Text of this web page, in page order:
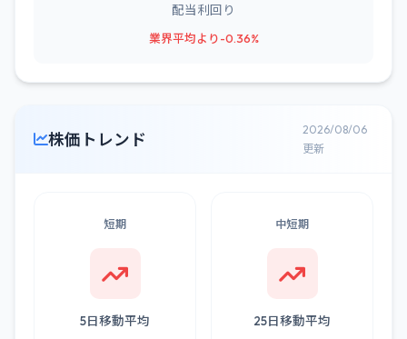
配当利回り
業界平均より-0.36%
株価トレンド
2026/08/06
更新
短期
5日移動平均
中短期
25日移動平均